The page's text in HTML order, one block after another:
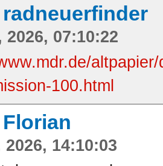
07:10:22
100.html
2026, 14:10:03